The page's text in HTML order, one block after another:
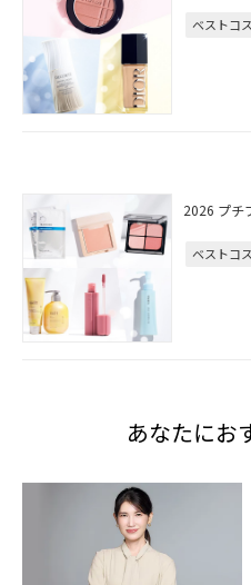
ベストコ
2026 プチ
ベストコ
あなたにお